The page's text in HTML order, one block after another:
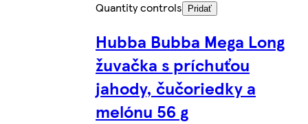
Quantity controls Pridať
Hubba Bubba Mega Long
žuvačka s príchuťou
jahody, čučoriedky a
melónu 56 g